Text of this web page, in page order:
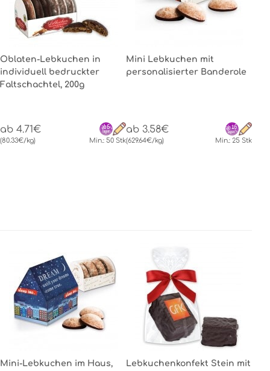
Oblaten-Lebkuchen in
individuell bedruckter
Faltschachtel, 200g
ab 4.71€
(80.33€/kg) Min.: 50 Stk
Mini Lebkuchen mit
personalisierter Banderole
ab 3.58€
(629.64€/kg) Min.: 25 Stk
Mini-Lebkuchen im Haus,
Lebkuchenkonfekt Stein mit